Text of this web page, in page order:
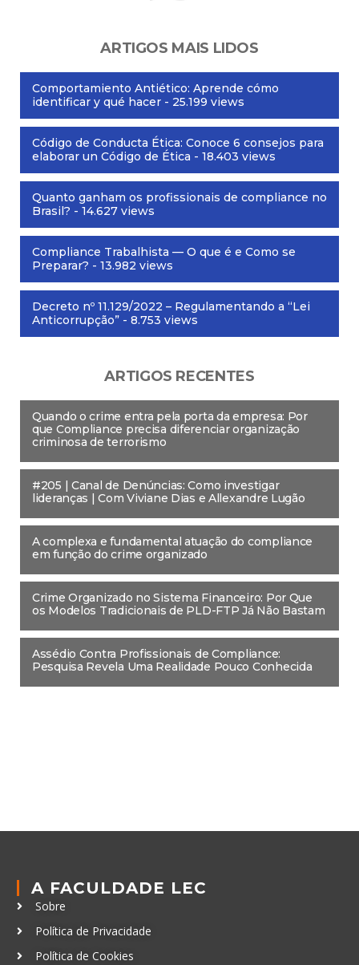
ARTIGOS MAIS LIDOS
Comportamiento Antiético: Aprende cómo
identificar y qué hacer - 25.199 views
Código de Conducta Ética: Conoce 6 consejos para
elaborar un Código de Ética - 18.403 views
Quanto ganham os profissionais de compliance no
Brasil? - 14.627 views
Compliance Trabalhista — O que é e Como se
Preparar? - 13.982 views
Decreto nº 11.129/2022 – Regulamentando a “Lei
Anticorrupção” - 8.753 views
ARTIGOS RECENTES
Quando o crime entra pela porta da empresa: Por
que Compliance precisa diferenciar organização
criminosa de terrorismo
#205 | Canal de Denúncias: Como investigar
lideranças | Com Viviane Dias e Allexandre Lugão
A complexa e fundamental atuação do compliance
em função do crime organizado
Crime Organizado no Sistema Financeiro: Por Que
os Modelos Tradicionais de PLD-FTP Já Não Bastam
Assédio Contra Profissionais de Compliance:
Pesquisa Revela Uma Realidade Pouco Conhecida
A FACULDADE LEC
Sobre
Política de Privacidade
Política de Cookies